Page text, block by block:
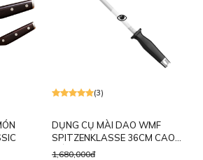
(3)
DỤNG CỤ MÀI DAO WMF
SPITZENKLASSE 36CM CAO
CẤP - 1895946030
1,680,000đ